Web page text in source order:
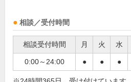
相談／受付時間
相談受付時間 月 火 水
0:00～24:00 ● ● ●